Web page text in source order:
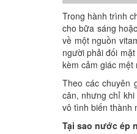
Trong hành trình
cho bữa sáng
về một nguồn
người phải đối
kèm cảm giác mệt
Theo các chuyên
cân, nhưng chỉ
vô tình biến thành
Tại sao nước ép